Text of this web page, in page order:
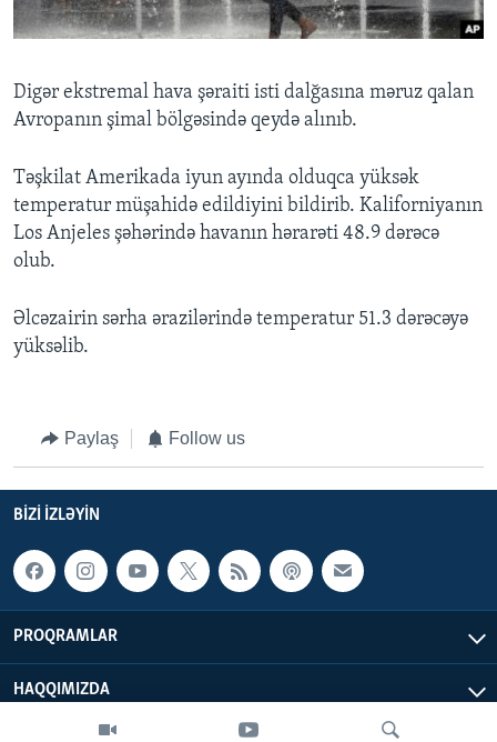
Digər ekstremal hava şəraiti isti dalğasına məruz qalan
Avropanın şimal bölgəsində qeydə alınıb.
Təşkilat Amerikada iyun ayında olduqca yüksək
temperatur müşahidə edildiyini bildirib. Kaliforniyanın
Los Anjeles şəhərində havanın hərarəti 48.9 dərəcə
olub.
Əlcəzairin sərha ərazilərində temperatur 51.3 dərəcəyə
yüksəlib.
Paylaş Follow us
BIZI IZLƏYIN
PROQRAMLAR
HAQQIMIZDA